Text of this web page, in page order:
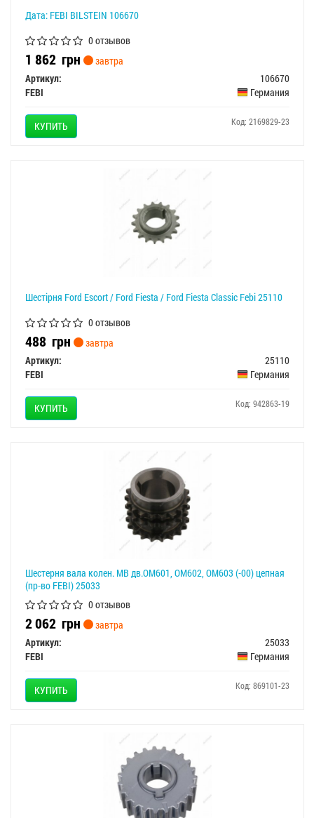
Дата: FEBI BILSTEIN 106670
0 отзывов
1 862 грн
завтра
Артикул:
106670
FEBI
Германия
КУПИТЬ Код: 2169829-23
Шестірня Ford Escort / Ford Fiesta / Ford Fiesta Classic Febi 25110
0 отзывов
488 грн
завтра
Артикул:
25110
FEBI
Германия
КУПИТЬ Код: 942863-19
Шестерня вала колен. MB дв.OM601, OM602, OM603 (-00) цепная
(пр-во FEBI) 25033
0 отзывов
2 062 грн
завтра
Артикул:
25033
FEBI
Германия
КУПИТЬ Код: 869101-23